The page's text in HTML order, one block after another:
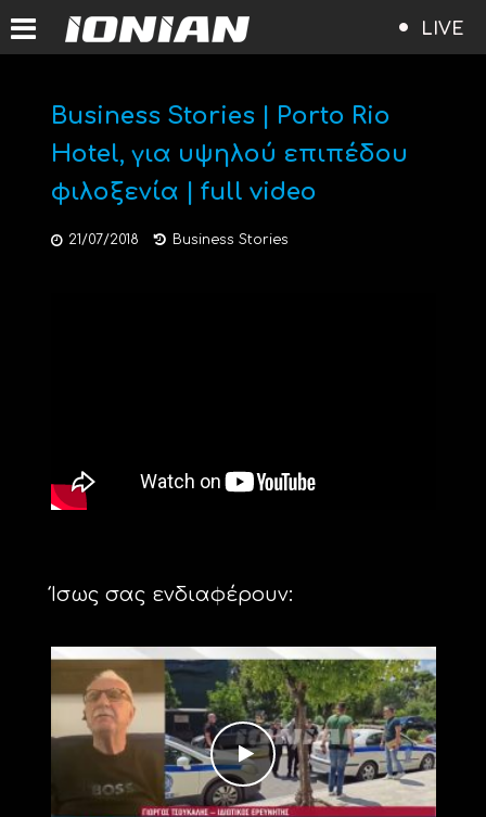
LIVE
Business Stories | Porto Rio
Hotel, για υψηλού επιπέδου
φιλοξενία | full video
21/07/2018 Business Stories
Ίσως σας ενδιαφέρουν: